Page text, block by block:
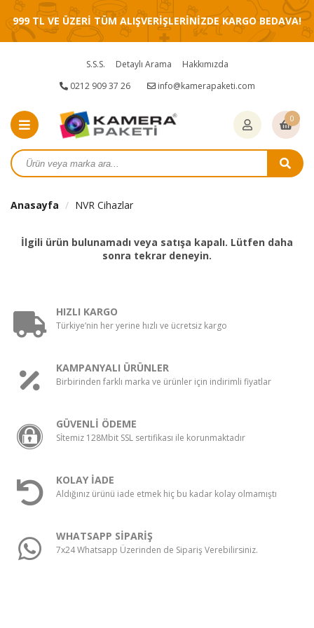
999 TL VE ÜZERİ TÜM ALIŞVERİŞLERİNİZDE KARGO BEDAVA!
S.S.S. Detaylı Arama
Hakkımızda
0212 909 37 26
info@kamerapaketi.com
0
Anasayfa NVR Cihazlar
İlgili ürün bulunamadı veya satışa kapalı. Lütfen daha
sonra tekrar deneyin.
HIZLI KARGO
Türkiye’nin her yerine hızlı ve ücretsiz kargo
KAMPANYALI ÜRÜNLER
Birbirinden farklı marka ve ürünler için indirimli fiyatlar
GÜVENLİ ÖDEME
Sİtemiz 128Mbit SSL sertifikası ile korunmaktadır
KOLAY İADE
Aldığınız ürünü iade etmek hiç bu kadar kolay olmamıştı
WHATSAPP SİPARİŞ
7x24 Whatsapp Üzerinden de Sipariş Verebilirsiniz.